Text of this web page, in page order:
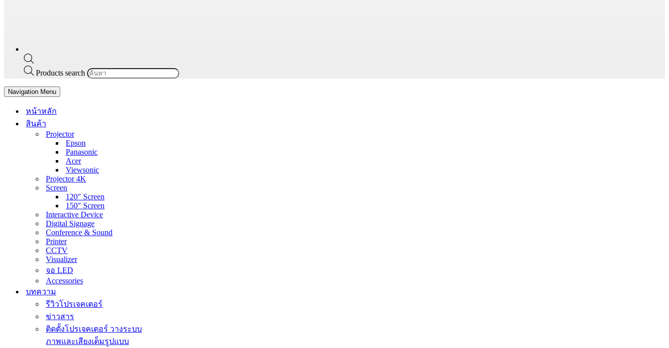
Products search
Navigation Menu
หน้าหลัก
สินค้า
Projector
Epson
Panasonic
Acer
Viewsonic
Projector 4K
Screen
120″ Screen
150″ Screen
Interactive Device
Digital Signage
Conference & Sound
Printer
CCTV
Visualizer
จอ LED
Accessories
บทความ
รีวิวโปรเจคเตอร์
ข่าวสาร
ติดตั้งโปรเจคเตอร์ วางระบบ
ภาพและเสียงเต็มรูปแบบ